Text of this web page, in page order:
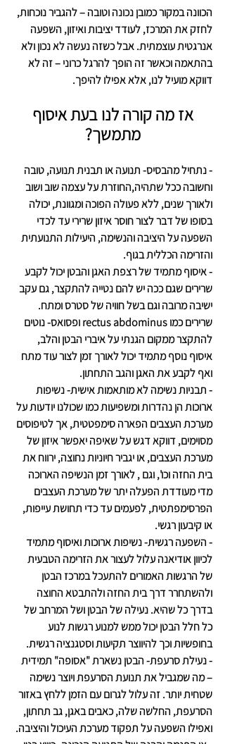
הכוונה במקור כמובן נכונה וטובה – להגביר נוכחות,
לחזק את המרכז, לעודד יציבות ואיזון, השפעה
אנרגטית עוצמתית. אבל כשזה נעשה לא נכון ולא
בהתאמה וכאשר זה הופך להרגל כרוני – זה לא
דווקא מועיל לנו, אלא אפילו להיפך.
אז מה קורה לנו בעת איסוף
מתמשך?
- נתחיל מהבסיס- תנועה או תבנית תנועה, טובה
וחשובה ככל שתהיה,החוזרת על עצמה שוב ושוב
ולאורך שנים, ללא פעולה הפוכה ומגוונת, יכולה
בסופו של דבר לצור חוסר איזון שרירי עד לכדי
השפעה על היציבה והנשימה, היעילות התנועתית
והזרימה הכללית בגוף.
- איסוף מתמיד של רצפת האגן והבטן יכול לקבע
שרירים שגם ככה יש להם נטייה להתקצר, גם עקב
ישיבה מרובה וגם בשל חוויה של סטרס ומתח.
שרירים כמו rectus abdominus ופסואס- נוטים
להתקצר ממקום הגנתי על איברי הבטן והלב,
איסוף נוסף מתמיד יכול לאורך זמן לצור עוד מתח
ואף לקבע את האגן והגב התחתון.
- תבניות נשימה לא מותאמות אישית- נשיפות
ארוכות הן נהדרות ומשפיעות כמו שכולנו יודעות על
מערכת העצבים הפארה סימפטטית, אך לטיפוסים
מסוימים, דווקא דגש על שאיפה יאפשר איזון של
מערכת העצבים, או יגביר חיוניות נחוצה, ירווח את
בית החזה וכו', וגם , לאורך זמן הנשיפה הארוכה
מדי מעודדת הפעלה יתר של מערכת העצבים
הפרסימפתטית, לפעמים עד כדי תחושת עייפות,
או קיבעון רגשי.
- השפעה רגשית- נשיפות ארוכות ואיסוף מתמיד
לכיוון אודיאנה עלול לעצור את הזרימה הטבעית
של הרגשות האמורים להתעכל במרכז הבטן
ולהשתחרר דרך בית החזה ולהתבטא החוצה
בדרך כל שהיא. נעילה של הבטן ושל המרחב של
כל חלל הבטן יכול ממש למנוע רגשות לנוע
בחופשיות וכך להיווצר תקיעות וסטגנציה רגשית.
- נעילת סרעפת- הבטן נשארת "אסופה" תמידית
– מה שמגביל את תנועת הסרעפת ויוצר נשימה
שטחית יותר. זה עלול לגרום עם הזמן ללחץ באזור
הסרעפת, החלשה שלה, כאבים באגן, גב תחתון,
ואפילו השפעה על תפקוד מערכת העיכול והיציבה.